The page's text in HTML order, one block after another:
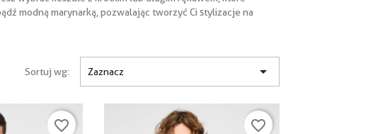
modną marynarką, pozwalając tworzyć Ci stylizacje na
Sortuj wg: Zaznacz 
favorite_border favorite_border